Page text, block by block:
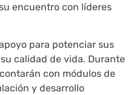
encuentro con líderes
para potenciar sus
calidad de vida. Durante
con módulos de
y desarrollo